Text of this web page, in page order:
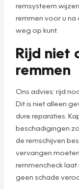
remsysteem
remmen voor u
weg op kunt.
Rijd niet
remmen
Ons advies: rijd
Dit is niet alleen
dure reparaties.
beschadigingen
de remschijven
vervangen
remmencheck
geen schade